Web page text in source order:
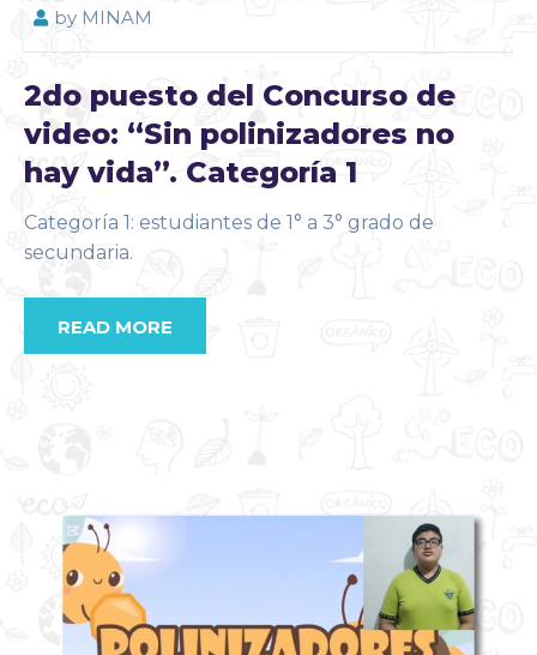
by MINAM
2do puesto del Concurso de
video: “Sin polinizadores no
hay vida”. Categoría 1
Categoría 1: estudiantes de 1° a 3° grado de
secundaria.
READ MORE